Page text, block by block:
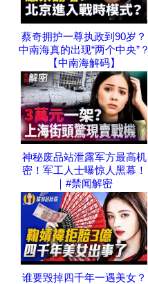
蔡奇拥护一尊执政到90岁？
中南海真的出现“两个中央”？
【中南海解码】
神秘废品站泄露军方最高机
密！军工人士曝惊人黑幕！
｜#禁闻解密
谁要毁掉四千年一遇美女？